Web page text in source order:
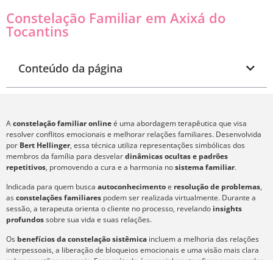
Constelação Familiar em Axixá do
Tocantins
Conteúdo da página
Aconstelação familiar onlineé uma abordagem terapêutica que visa
resolver conflitos emocionais e melhorar relações familiares. Desenvolvida
por Bert Hellinger, essa técnica utiliza representações simbólicas dos
membros da família para desvelardinâmicas ocultas e padrões
repetitivos, promovendo a cura e a harmonia nosistema familiar.
Indicada para quem busca autoconhecimentoe resolução de problemas,
asconstelações familiares podem ser realizada virtualmente. Durante a
sessão, a terapeuta orienta o cliente no processo, revelando insights
profundossobre sua vida e suas relações.
Os benefícios da constelação sistêmica incluem a melhoria das relações
interpessoais, a liberação de bloqueios emocionais e uma visão mais clara